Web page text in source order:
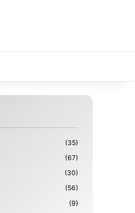
(35)
(67)
(30)
(56)
(9)